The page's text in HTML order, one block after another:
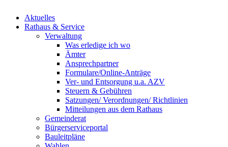
Aktuelles
Rathaus & Service
Verwaltung
Was erledige ich wo
Ämter
Ansprechpartner
Formulare/Online-Anträge
Ver- und Entsorgung u.a. AZV
Steuern & Gebühren
Satzungen/ Verordnungen/ Richtlinien
Mitteilungen aus dem Rathaus
Gemeinderat
Bürgerserviceportal
Bauleitpläne